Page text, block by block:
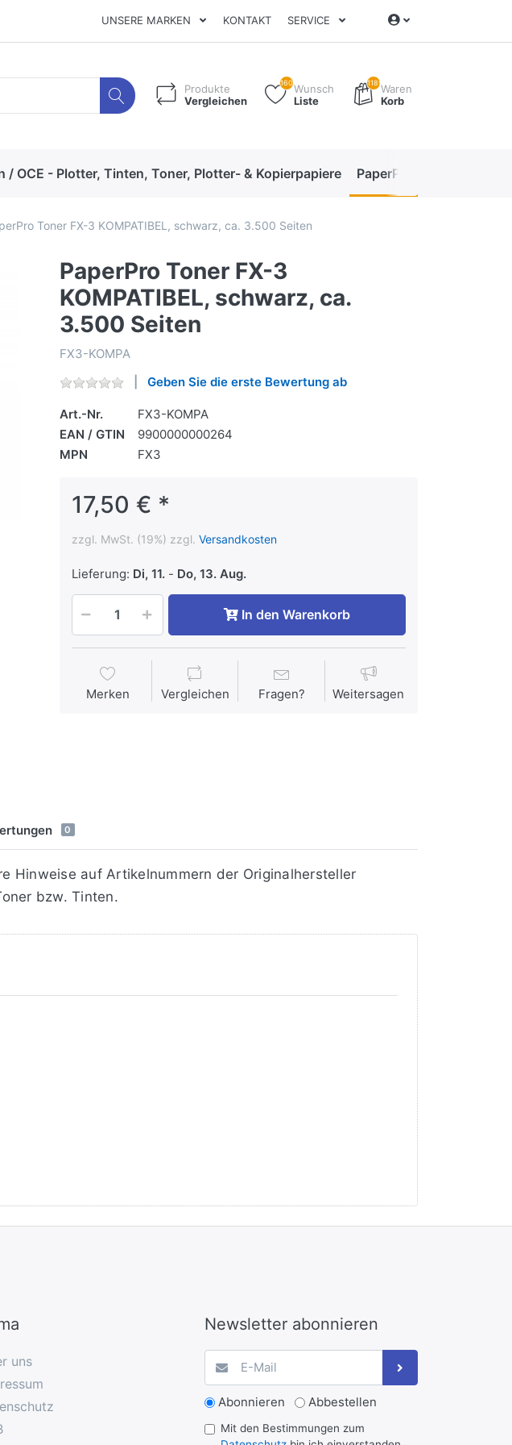
UNSERE MARKEN KONTAKT SERVICE
Produkte
Vergleichen
160Wunsch
Liste
1189Waren
Korb
/ OCE - Plotter, Tinten, Toner, Plotter- & Kopierpapiere PaperPro High-
Toner FX-3 KOMPATIBEL, schwarz, ca. 3.500 Seiten
PaperPro Toner FX-3
KOMPATIBEL, schwarz, ca.
3.500 Seiten
FX3-KOMPA
Geben Sie die erste Bewertung ab
Art.-Nr.
FX3-KOMPA
EAN / GTIN
9900000000264
MPN
FX3
17,50 € *
zzgl. MwSt. (19%) zzgl. Versandkosten
Lieferung: Di, 11.- Do, 13. Aug.
In den Warenkorb
Merken Vergleichen Fragen? Weitersagen
0
Hinweise auf Artikelnummern der Originalhersteller
bzw. Tinten.
uns
Newsletter abonnieren
Abonnieren Abbestellen
Mit den Bestimmungen zum